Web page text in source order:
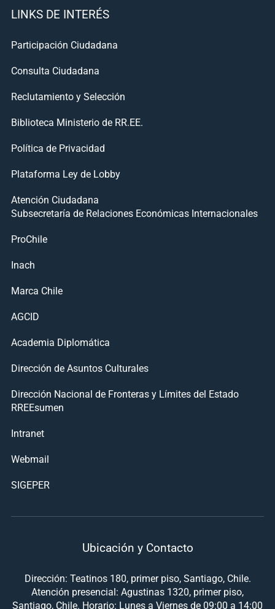
LINKS DE INTERÉS
Participación Ciudadana
Consulta Ciudadana
Reclutamiento y Selección
Biblioteca Ministerio de RR.EE.
Política de Privacidad
Plataforma Ley de Lobby
Atención Ciudadana
Subsecretaría de Relaciones Económicas Internacionales
ProChile
Inach
Marca Chile
AGCID
Academia Diplomática
Dirección de Asuntos Culturales
Dirección Nacional de Fronteras y Límites del Estado
RREEsumen
Intranet
Webmail
SIGEPER
Ubicación y Contacto
Dirección: Teatinos 180, primer piso, Santiago, Chile.
Atención presencial: Agustinas 1320, primer piso,
Santiago, Chile. Horario: Lunes a Viernes de 09:00 a 14:00